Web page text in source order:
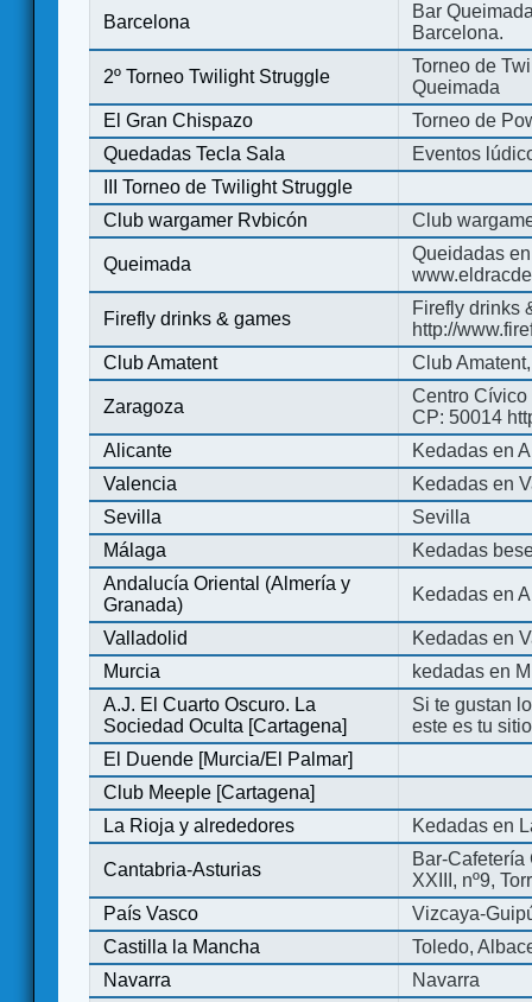
Barcelona
Bar
Barcelona.
2º Torneo Twilight Struggle
Torneo de
Queimada
El Gran Chispazo
Torneo de
Quedadas Tecla Sala
Eventos
III Torneo de Twilight Struggle
Club wargamer Rvbicón
Club
Queimada
Queidadas
Firefly drinks & games
Firefly drinks
http://
Club Amatent
Club
Zaragoza
Centro Cívico
CP: 50014
Alicante
Kedadas en
Valencia
Kedadas en
Sevilla
Sevilla
Málaga
Kedadas
Andalucía Oriental (Almería y
Granada)
Kedadas en
Valladolid
Kedadas en
Murcia
kedadas en
A.J. El Cuarto Oscuro. La
Sociedad Oculta [Cartagena]
Si te gustan
este es tu
El Duende [Murcia/El Palmar]
Club Meeple [Cartagena]
La Rioja y alrededores
Kedadas en
Cantabria-Asturias
Bar-
XXIII, nº9,
País Vasco
Vizcaya-
Castilla la Mancha
Toledo,
Navarra
Navarra